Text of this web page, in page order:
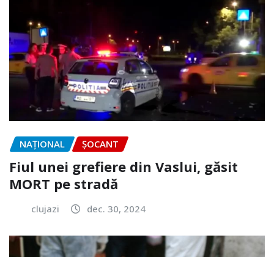
NAŢIONAL ȘOCANT
Fiul unei grefiere din Vaslui, găsit
MORT pe stradă
clujazi dec. 30, 2024